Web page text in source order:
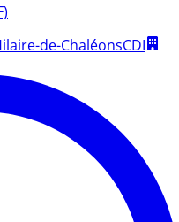
de-ChaléonsCDI